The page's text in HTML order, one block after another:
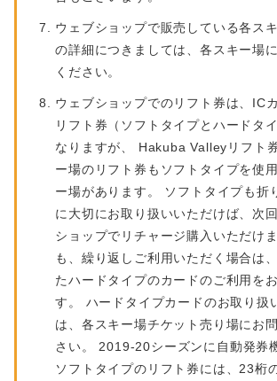
ウェブショップで販売している各ス
の詳細につきましては、各スキー場
ください。
ウェブショップでのリフト券は、IC
リフト券（ソフトタイプとハードタ
なりますが、 Hakuba Valleyリフト
ー場のリフト券もソフトタイプを使
ー場があります。 ソフトタイプも折
に大切にお取り扱いいただけば、次
ショップでリチャージ購入いただけ
も、繰り返しご利用いただく場合は
たハードタイプのカードのご利用を
す。 ハードタイプカードのお取り扱
は、各スキー場チケット売り場にお
さい。 2019-20シーズンに自動発券
ソフトタイプのリフト券には、23桁